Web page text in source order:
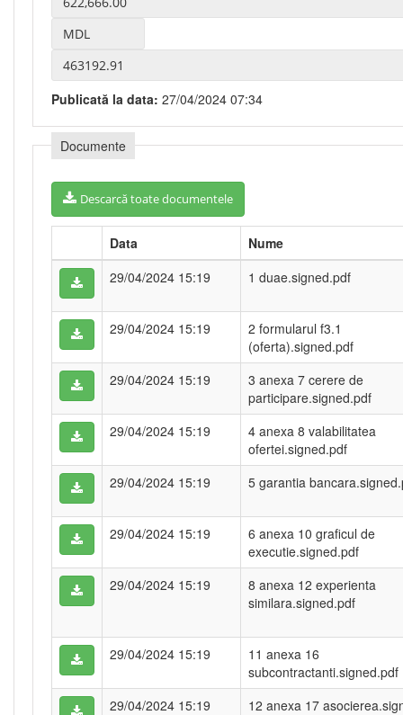
Publicată la data: 27/04/2024 07:34
Documente
Descarcă toate documentele
Data
Nume
29/04/2024 15:19
1 duae.signed.pdf
29/04/2024 15:19
2 formularul f3.1
(oferta).signed.pdf
29/04/2024 15:19
3 anexa 7 cerere de
participare.signed.pdf
29/04/2024 15:19
4 anexa 8 valabilitatea
ofertei.signed.pdf
29/04/2024 15:19
5 garantia
29/04/2024 15:19
6 anexa 10 graficul de
executie.signed.pdf
29/04/2024 15:19
8 anexa 12 experienta
similara.signed.pdf
29/04/2024 15:19
11 anexa 16
subcontractanti.signed.pdf
29/04/2024 15:19
12 anexa 17